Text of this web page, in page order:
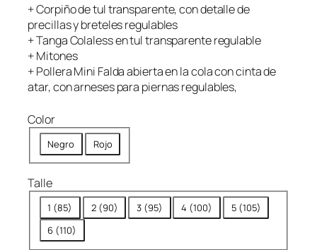
+ Corpiño de tul transparente, con detalle de
precillas y breteles regulables
+ Tanga Colaless en tul transparente regulable
+ Mitones
+ Pollera Mini Falda abierta en la cola con cinta de
atar, con arneses para piernas regulables,
Color
Negro Rojo
Talle
1 (85) 2 (90) 3 (95) 4 (100)
5 (105)
6 (110)